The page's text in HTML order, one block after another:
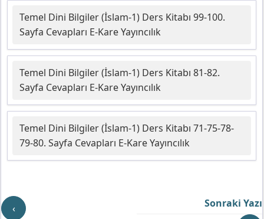
Temel Dini Bilgiler (İslam-1) Ders Kitabı 99-100.
Sayfa Cevapları E-Kare Yayıncılık
Temel Dini Bilgiler (İslam-1) Ders Kitabı 81-82.
Sayfa Cevapları E-Kare Yayıncılık
Temel Dini Bilgiler (İslam-1) Ders Kitabı 71-75-78-
79-80. Sayfa Cevapları E-Kare Yayıncılık
‹
Sonraki Yazı